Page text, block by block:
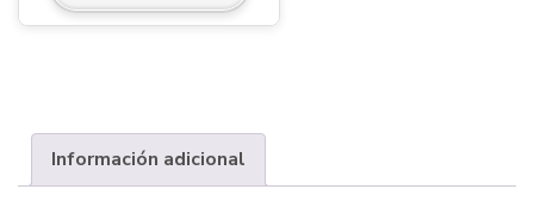
Información adicional